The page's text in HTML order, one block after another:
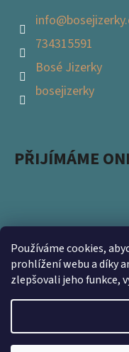
Používáme cookies,
prohlížení webu a díky
zlepšovali jeho funkce,
info@
734315591
Bosé Jizerky
bosejizerky
PŘIJÍMÁME
Podpořte s námi
Ukliďme Česko.
nám je na prodejnu